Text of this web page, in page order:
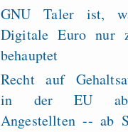
GNU Taler ist,
Digitale Euro nur
behauptet
Recht auf
in der EU
Angestellten -- ab